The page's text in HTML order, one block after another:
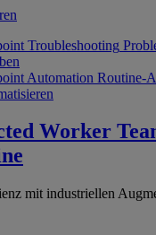
Troubleshooting
Automation Routine-
Worker
mit industriellen